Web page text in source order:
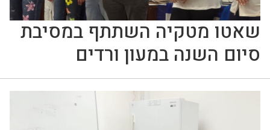
שאטו מטקיה השתתף במסיבת
סיום השנה במעון ורדים